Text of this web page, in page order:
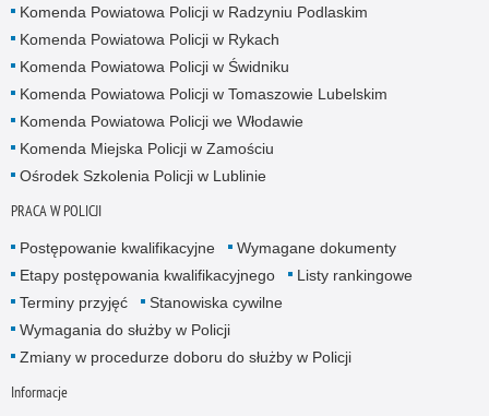
Komenda Powiatowa Policji w Radzyniu Podlaskim
Komenda Powiatowa Policji w Rykach
Komenda Powiatowa Policji w Świdniku
Komenda Powiatowa Policji w Tomaszowie Lubelskim
Komenda Powiatowa Policji we Włodawie
Komenda Miejska Policji w Zamościu
Ośrodek Szkolenia Policji w Lublinie
PRACA W POLICJI
Postępowanie kwalifikacyjne
Wymagane dokumenty
Etapy postępowania kwalifikacyjnego
Listy rankingowe
Terminy przyjęć
Stanowiska cywilne
Wymagania do służby w Policji
Zmiany w procedurze doboru do służby w Policji
Informacje